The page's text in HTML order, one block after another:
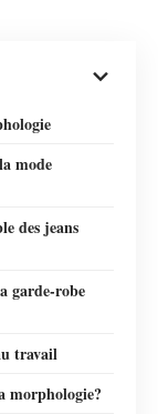
mode
des jeans
garde-robe
travail
morphologie?